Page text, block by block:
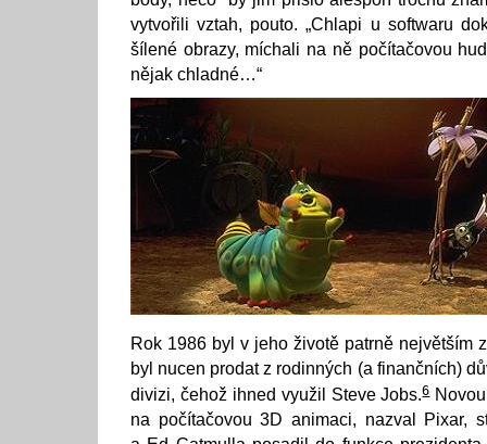
vytvořili vztah, pouto. „Chlapi u softwaru
šílené obrazy, míchali na ně počítačovou
nějak chladné…“
Rok 1986 byl v jeho životě patrně největším
byl nucen prodat z rodinných (a finančních)
divizi, čehož ihned využil Steve Jobs.6Novou
na počítačovou 3D animaci, nazval Pixar,